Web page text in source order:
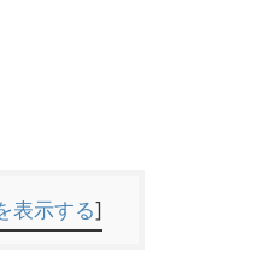
表示する]